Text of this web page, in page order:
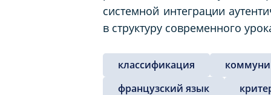
системной интеграции
в структуру современного
классификация
французский язык